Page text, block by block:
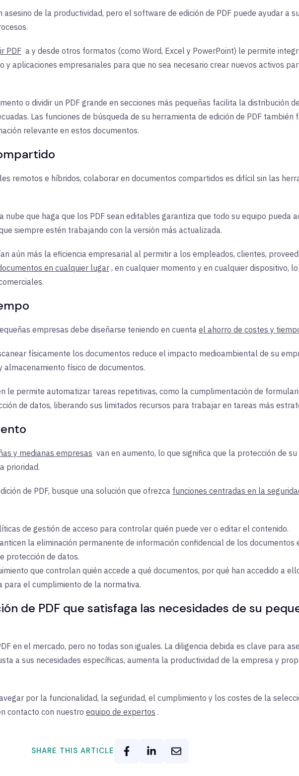
de la productividad, pero el software de edición de PDF puede ayudar a
PDF a y desde otros formatos (como Word, Excel y PowerPoint) le permite
aplicaciones empresariales para que no sea necesario crear nuevos activos
o dividir un PDF grande en secciones más pequeñas facilita la distribución
Las funciones de búsqueda de su herramienta de edición de PDF también
relevante en estos documentos.
remotos e híbridos, colaborar en documentos compartidos es difícil sin las
nube que haga que los PDF sean editables garantiza que todo su equipo pueda
siempre estén trabajando con la versión más actualizada.
aún más la eficiencia empresarial al permitir a los empleados, clientes,
en cualquier lugar , en cualquier momento y en cualquier dispositivo,
empresas debe diseñarse teniendo en cuenta el ahorro de costes y
físicamente los documentos reduce el impacto medioambiental de su
físico de documentos.
le permite automatizar tareas repetitivas, como la cumplimentación de
de datos, liberando sus limitados recursos para trabajar en tareas más
y medianas empresas van en aumento, lo que significa que la protección de su
prioridad.
de PDF, busque una solución que ofrezca funciones centradas en la
de gestión de acceso para controlar quién puede ver o editar el contenido.
la eliminación permanente de información confidencial de los documentos
protección de datos.
que controlan quién accede a qué documentos, por qué han accedido a
para el cumplimiento de la normativa.
de PDF que satisfaga las necesidades de su
en el mercado, pero no todas son iguales. La diligencia debida es clave para
a sus necesidades específicas, aumenta la productividad de la empresa y
por la funcionalidad, la seguridad, el cumplimiento y los costes de la
contacto con nuestro equipo de expertos .
SHARE THIS ARTICLE